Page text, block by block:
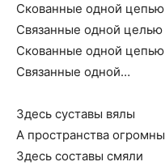
Скованные одной цепью
Связанные одной целью
Скованные одной цепью
Связанные одной…
Здесь суставы вялы
А пространства огромны
Здесь составы смяли